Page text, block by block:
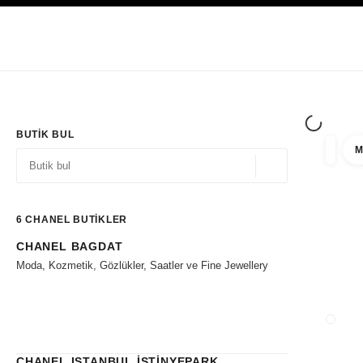
BUTIK BUL
6 CHANEL BUTİKLER
Filtrelere git
CHANEL BAGDAT
Moda, Kozmetik, Gözlükler, Saatler ve Fine Jewellery
filtre